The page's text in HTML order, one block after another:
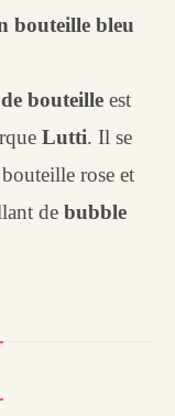
bouteille bleu
bouteilleest
Lutti. Il se
rose et
debubble